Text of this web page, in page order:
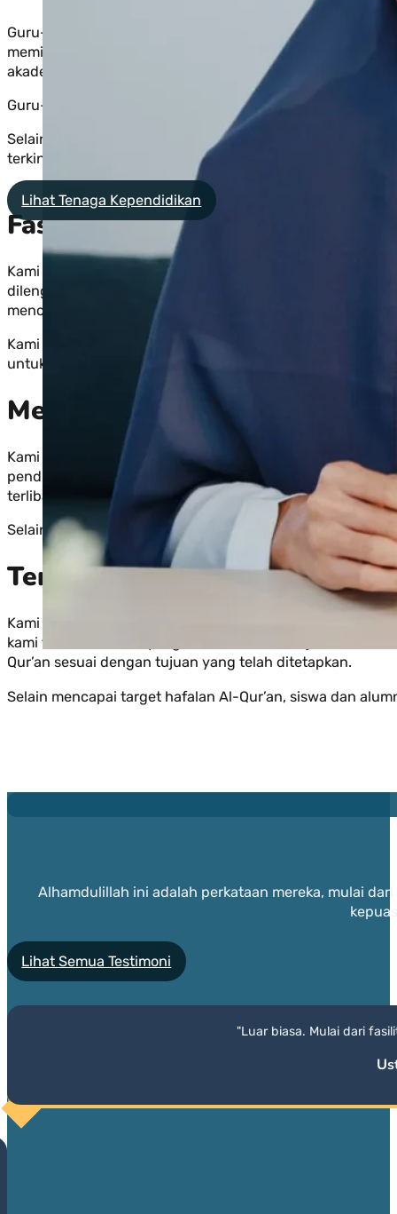
Guru-guru kami adalah ustadz dan ustadzah yang
memiliki pengetahuan mendalam tentang Islam, tetapi
akademis.
Guru-guru tahfidz kami telah lulus sertifikasi tahsin dan
Selain itu, staf pendidikan kami senantiasa mengikuti
terkini dalam pendidikan.
Lihat Tenaga Kependidikan
Fasilitas Lengkap dan
Kami telah berinvestasi dalam infrastruktur yang
dilengkapi dengan buku-buku Al-Qur’an dan referensi
menciptakan atmosfer belajar yang inspiratif.
Kami percaya bahwa fasilitas yang lengkap dan
untuk meraih prestasi maksimal.
Metode Pengajaran yang
Kami berkomitmen untuk menciptakan lingkungan
pendidikan. Guru-guru kami menggunakan pendekatan
terlibat dalam pembelajaran.
Selain itu, kami menjalankan praktik transparan dengan
Terbukti Mencetak Siswa
Kami bangga dengan prestasi siswa-siswa kami yang
kami tawarkan. Hasil yang terbukti ini menunjukkan
Qur’an sesuai dengan tujuan yang telah ditetapkan.
Selain mencapai target hafalan Al-Qur’an, siswa dan
Alhamdulillah ini adalah perkataan mereka, mulai
Lihat Semua Testimoni
"Luar biasa. Mulai dari